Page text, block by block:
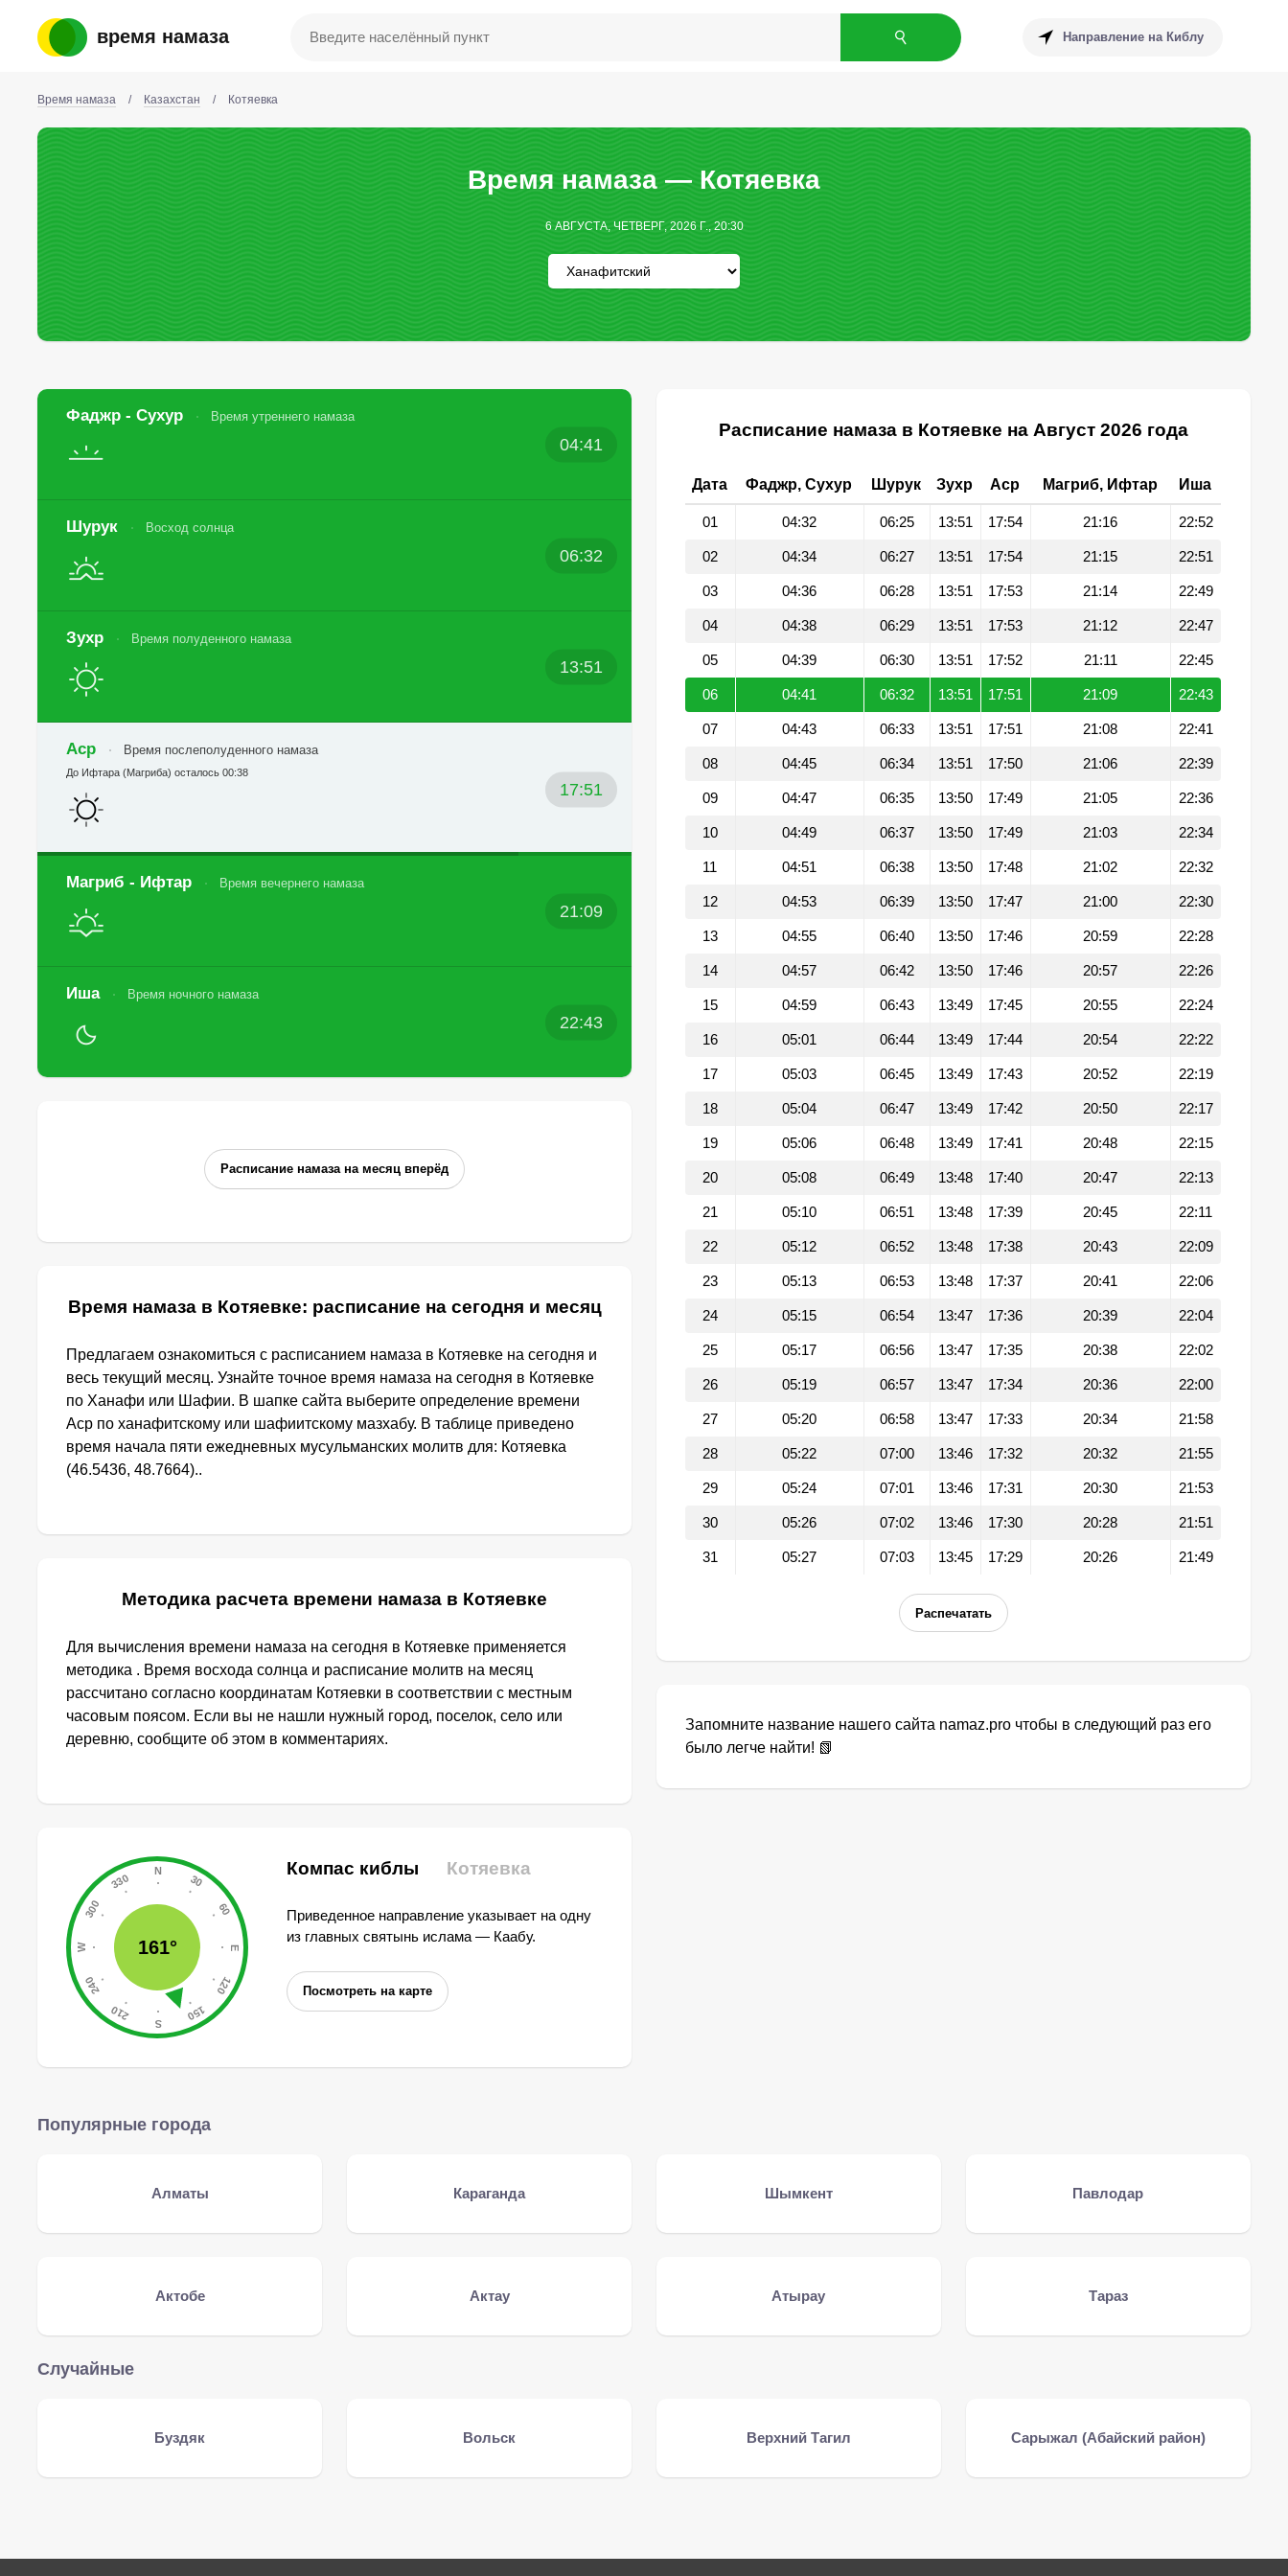
время намаза Направление на Киблу
Время намаза / Казахстан / Котяевка
Время намаза — Котяевка
6 АВГУСТА, ЧЕТВЕРГ, 2026 Г., 20:30
Фаджр - Сухур Время утреннего намаза
04:41
Шурук Восход солнца
06:32
Зухр Время полуденного намаза
13:51
Аср Время послеполуденного намаза
17:51
До Ифтара (Магриба) осталось 00:38
Магриб - Ифтар Время вечернего намаза
21:09
Иша Время ночного намаза
22:43
Расписание намаза на месяц вперёд
Время намаза в Котяевке: расписание на сегодня и месяц
Предлагаем ознакомиться с расписанием намаза в Котяевке на сегодня и
весь текущий месяц. Узнайте точное время намаза на сегодня в Котяевке
по Ханафи или Шафии. В шапке сайта выберите определение времени
Аср по ханафитскому или шафиитскому мазхабу. В таблице приведено
время начала пяти ежедневных мусульманских молитв для: Котяевка
(46.5436, 48.7664)..
Методика расчета времени намаза в Котяевке
Для вычисления времени намаза на сегодня в Котяевке применяется
методика . Время восхода солнца и расписание молитв на месяц
рассчитано согласно координатам Котяевки в соответствии с местным
часовым поясом. Если вы не нашли нужный город, поселок, село или
деревню, сообщите об этом в комментариях.
161°
Компас киблы Котяевка
Приведенное направление указывает на одну
из главных святынь ислама — Каабу.
Посмотреть на карте
Расписание намаза в Котяевке на Август 2026 года
Дата Фаджр, Сухур Шурук Зухр Аср Магриб, Ифтар Иша
01 04:32 06:25 13:51 17:54 21:16 22:52
02 04:34 06:27 13:51 17:54 21:15 22:51
03 04:36 06:28 13:51 17:53 21:14 22:49
04 04:38 06:29 13:51 17:53 21:12 22:47
05 04:39 06:30 13:51 17:52 21:11 22:45
06 04:41 06:32 13:51 17:51 21:09 22:43
07 04:43 06:33 13:51 17:51 21:08 22:41
08 04:45 06:34 13:51 17:50 21:06 22:39
09 04:47 06:35 13:50 17:49 21:05 22:36
10 04:49 06:37 13:50 17:49 21:03 22:34
11 04:51 06:38 13:50 17:48 21:02 22:32
12 04:53 06:39 13:50 17:47 21:00 22:30
13 04:55 06:40 13:50 17:46 20:59 22:28
14 04:57 06:42 13:50 17:46 20:57 22:26
15 04:59 06:43 13:49 17:45 20:55 22:24
16 05:01 06:44 13:49 17:44 20:54 22:22
17 05:03 06:45 13:49 17:43 20:52 22:19
18 05:04 06:47 13:49 17:42 20:50 22:17
19 05:06 06:48 13:49 17:41 20:48 22:15
20 05:08 06:49 13:48 17:40 20:47 22:13
21 05:10 06:51 13:48 17:39 20:45 22:11
22 05:12 06:52 13:48 17:38 20:43 22:09
23 05:13 06:53 13:48 17:37 20:41 22:06
24 05:15 06:54 13:47 17:36 20:39 22:04
25 05:17 06:56 13:47 17:35 20:38 22:02
26 05:19 06:57 13:47 17:34 20:36 22:00
27 05:20 06:58 13:47 17:33 20:34 21:58
28 05:22 07:00 13:46 17:32 20:32 21:55
29 05:24 07:01 13:46 17:31 20:30 21:53
30 05:26 07:02 13:46 17:30 20:28 21:51
31 05:27 07:03 13:45 17:29 20:26 21:49
Распечатать
Запомните название нашего сайта namaz.pro чтобы в следующий раз его
было легче найти! 📗
Популярные города
Алматы Караганда Шымкент Павлодар
Актобе Актау Атырау Тараз
Случайные
Буздяк Вольск Верхний Тагил Сарыжал (Абайский район)